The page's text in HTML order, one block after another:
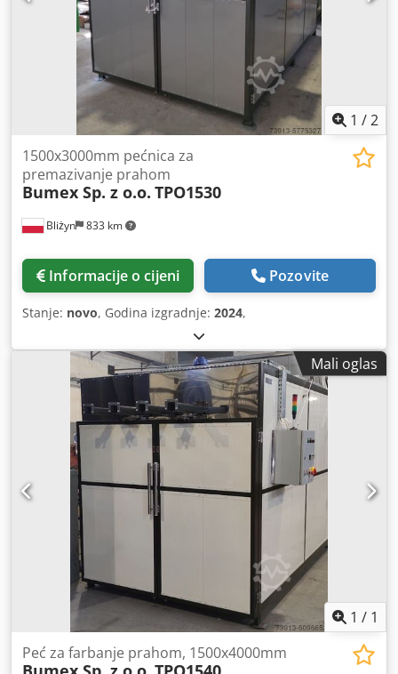
1 /2
Bliżyn 833 km
1500x3000mm pećnica za
premazivanje prahom
Bumex Sp. z o.o. TPO1530
Informacije o cijeni Pozovite
Stanje: novo, Godina izgradnje: 2024,
Mali oglas
1 / 1
Peć za farbanje prahom, 1500x4000mm